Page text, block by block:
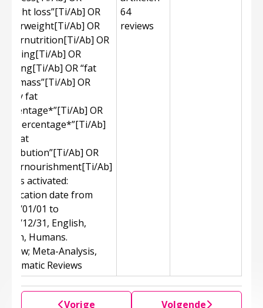
loss”[Ti/Ab] OR
Ab] OR
Ab] OR
Ab] OR
Ab] OR “fat
mass”[Ti/Ab] OR
fat
Ab] OR
percentage*”[Ti/Ab]
“fat
Ab] OR
Ab]
activated:
date from
01/01 to
12/31, English,
Humans.
Meta-Analysis,
Reviews
64
reviews
Vorige Volgende